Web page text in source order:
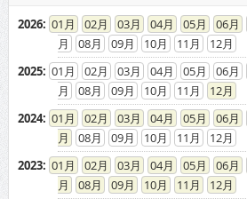
2026: 01 02 03 04 05 06
08
09 10 11
12
2025: 01 02 03 04 05 06
08
09 10 11
12
2024: 01 02 03 04 05 06
08
09 10 11
12
2023: 01 02 03 04 05 06
08
09 10 11
12